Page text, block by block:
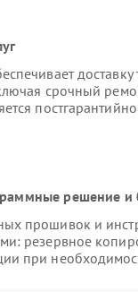
срочный
решение и
прошивок и
резервное
при